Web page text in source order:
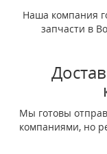
Наша компания
запчасти в
Мы готовы
компаниями, но